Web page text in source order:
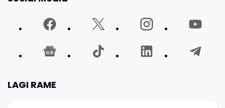
LAGI RAME